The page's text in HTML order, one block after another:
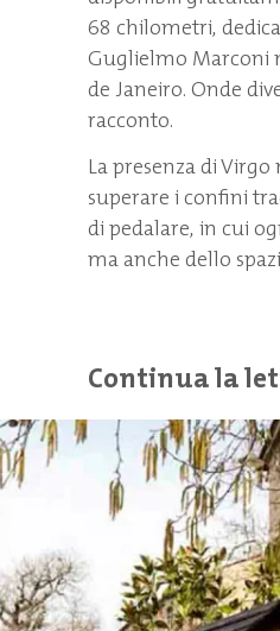
68 chilometri,
Guglielmo Marconi
de Janeiro. Onde
racconto.
La presenza di
superare i confini
di pedalare, in cui
ma anche dello
Continua la